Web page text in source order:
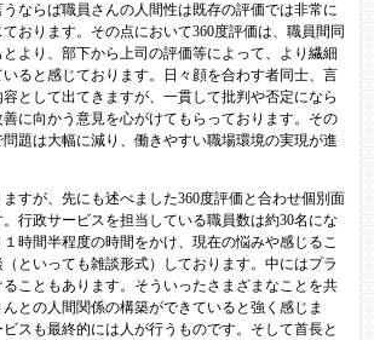
ならば職員さんの人間性は既存の評価では非常に
おります。その点において360度評価は、職員間同
より、部下から上司の評価等によって、より繊細
ると感じております。日々顔を合わす者同士、言
として出てきますが、一貫して批判や否定になら
に向かう意見を心がけてもらっております。その
題は大幅に減り、働きやすい職場環境の実現が進
すが、先にも述べました360度評価と合わせ個別面
行政サービスを担当している職員数は約30名にな
時間半程度の時間をかけ、現在の悩みや感じるこ
といっても雑談形式）しております。中にはプラ
こともあります。そういったさまざまなことを共
との人間関係の構築ができていると強く感じま
スも最終的には人が行うものです。そして首長と